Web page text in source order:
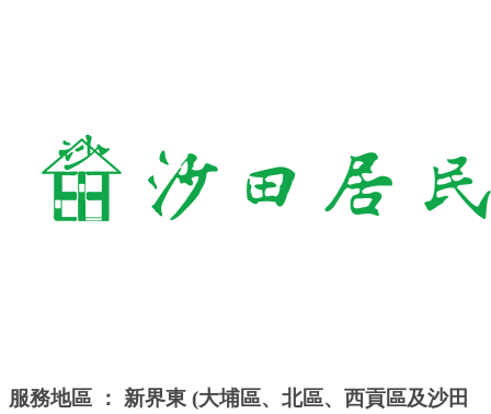
服務地區 ： 新界東 (大埔區、北區、西貢區及沙田